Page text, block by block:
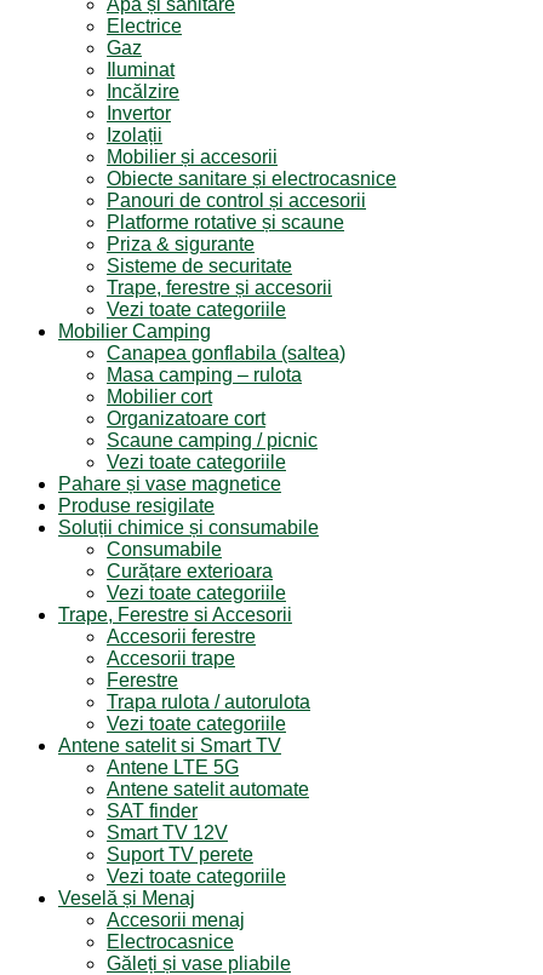
Apă și sanitare
Electrice
Gaz
Iluminat
Incălzire
Invertor
Izolații
Mobilier și accesorii
Obiecte sanitare și electrocasnice
Panouri de control și accesorii
Platforme rotative și scaune
Priza & sigurante
Sisteme de securitate
Trape, ferestre și accesorii
Vezi toate categoriile
Mobilier Camping
Canapea gonflabila (saltea)
Masa camping – rulota
Mobilier cort
Organizatoare cort
Scaune camping / picnic
Vezi toate categoriile
Pahare și vase magnetice
Produse resigilate
Soluții chimice și consumabile
Consumabile
Curățare exterioara
Vezi toate categoriile
Trape, Ferestre si Accesorii
Accesorii ferestre
Accesorii trape
Ferestre
Trapa rulota / autorulota
Vezi toate categoriile
Antene satelit si Smart TV
Antene LTE 5G
Antene satelit automate
SAT finder
Smart TV 12V
Suport TV perete
Vezi toate categoriile
Veselă și Menaj
Accesorii menaj
Electrocasnice
Găleți și vase pliabile